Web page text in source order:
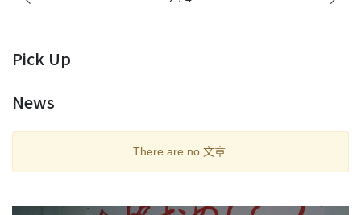
Pick Up
News
There are no 文章.